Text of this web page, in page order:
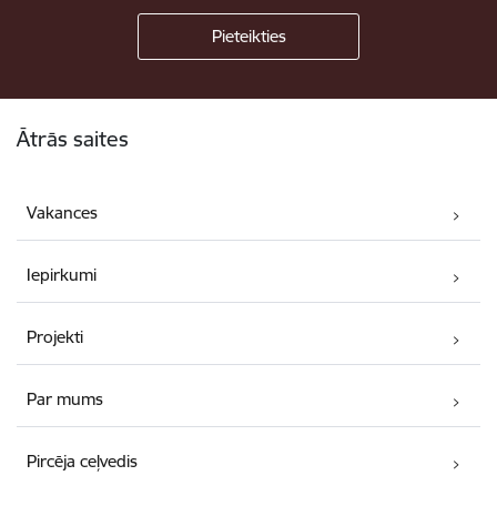
Ātrās saites
Vakances
Iepirkumi
Projekti
Par mums
Pircēja ceļvedis